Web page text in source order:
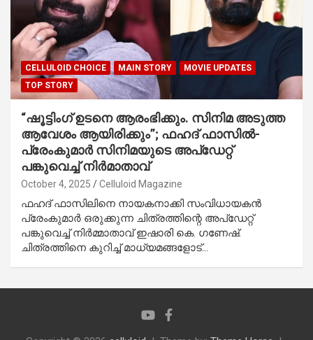
CELLULOID CHOICE MAIN STORY
MOVIE UPDATES
TOP STORY
“ഷൂട്ടിംഗ് ഉടനെ ആരംഭിക്കും. സിനിമ അടുത്ത
ആവേശം ആയിരിക്കും”; ഫഹദ് ഫാസിൽ-
പ്രേംകുമാർ സിനിമയുടെ അപ്ഡേറ്റ്
പങ്കുവെച്ച് നിർമാതാവ്
October 4, 2025 Celluloid Magazine
ഫഹദ് ഫാസിലിനെ നായകനാക്കി സംവിധായകൻ
പ്രേംകുമാർ ഒരുക്കുന്ന ചിത്രത്തിന്റെ അപ്ഡേറ്റ്
പങ്കുവെച്ച് നിർമ്മാതാവ് ഇഷാരി കെ. ഗണേഷ്.
ചിത്രത്തിനെ കുറിച്ച് മാധ്യമങ്ങളോട്…